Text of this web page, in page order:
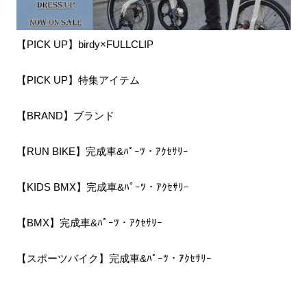
【PICK UP】birdy×FULLCLIP
【PICK UP】特集アイテム
【BRAND】ブランド
【RUN BIKE】完成車&ﾊﾟｰﾂ・ｱｸｾｻﾘｰ
【KIDS BMX】完成車&ﾊﾟｰﾂ・ｱｸｾｻﾘｰ
【BMX】完成車&ﾊﾟｰﾂ・ｱｸｾｻﾘｰ
【スポーツバイク】完成車&ﾊﾟｰﾂ・ｱｸｾｻﾘｰ